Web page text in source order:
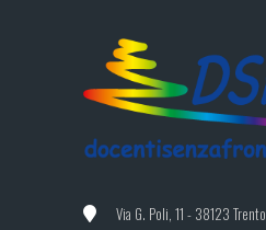
Via G. Poli, 11 - 38123 Trento